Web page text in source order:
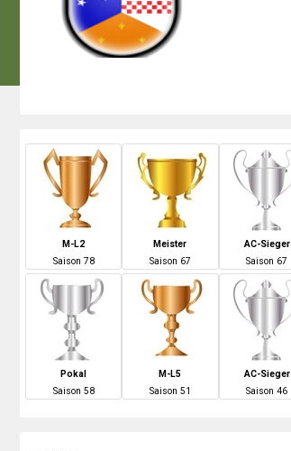
M-L2
Saison 78
Meister
Saison 67
AC-Sieger
Saison 67
Pokal
Saison 58
M-L5
Saison 51
AC-Sieger
Saison46